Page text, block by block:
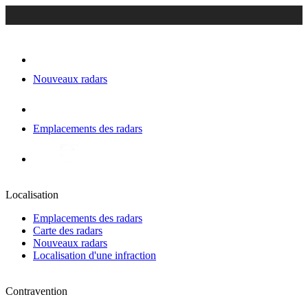
Nouveaux radars
Emplacements des radars
Localisation
Emplacements des radars
Carte des radars
Nouveaux radars
Localisation d'une infraction
Contravention